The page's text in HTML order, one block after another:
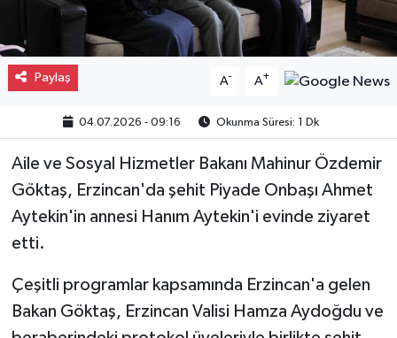
Paylaş A- A+
04.07.2026 - 09:16 Okunma Süresi: 1 Dk
Aile ve Sosyal Hizmetler Bakanı Mahinur Özdemir
Göktaş, Erzincan'da şehit Piyade Onbaşı Ahmet
Aytekin'in annesi Hanım Aytekin'i evinde ziyaret
etti.
Çeşitli programlar kapsamında Erzincan'a gelen
Bakan Göktaş, Erzincan Valisi Hamza Aydoğdu ve